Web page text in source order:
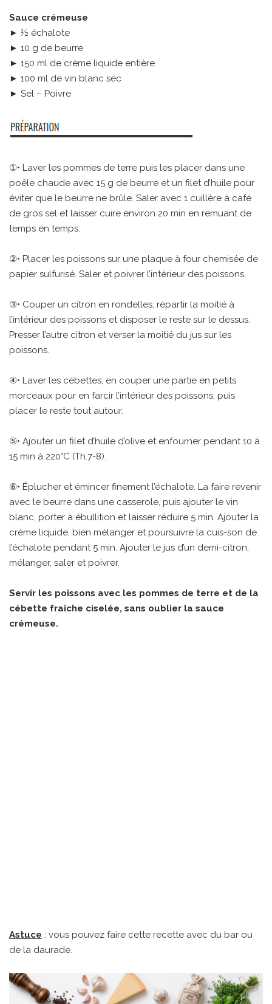
Sauce crémeuse
► ½ échalote
► 10 g de beurre
► 150 ml de crème liquide entière
► 100 ml de vin blanc sec
► Sel – Poivre
①• Laver les pommes de terre puis les placer dans une
poêle chaude avec 15 g de beurre et un filet d’huile pour
éviter que le beurre ne brûle. Saler avec 1 cuillère à café
de gros sel et laisser cuire environ 20 min en remuant de
temps en temps.
②• Placer les poissons sur une plaque à four chemisée de
papier sulfurisé. Saler et poivrer l’intérieur des poissons.
③• Couper un citron en rondelles, répartir la moitié à
l’intérieur des poissons et disposer le reste sur le dessus.
Presser l’autre citron et verser la moitié du jus sur les
poissons.
④• Laver les cébettes, en couper une partie en petits
morceaux pour en farcir l’intérieur des poissons, puis
placer le reste tout autour.
⑤• Ajouter un filet d’huile d’olive et enfourner pendant 10 à
15 min à 220°C (Th.7-8).
⑥• Éplucher et émincer finement l’échalote. La faire revenir
avec le beurre dans une casserole, puis ajouter le vin
blanc, porter à ébullition et laisser réduire 5 min. Ajouter la
crème liquide, bien mélanger et poursuivre la cuis-son de
l’échalote pendant 5 min. Ajouter le jus d’un demi-citron,
mélanger, saler et poivrer.
Servir les poissons avec les pommes de terre et de la
cébette fraîche ciselée, sans oublier la sauce
crémeuse.
Astuce : vous pouvez faire cette recette avec du bar ou
de la daurade.